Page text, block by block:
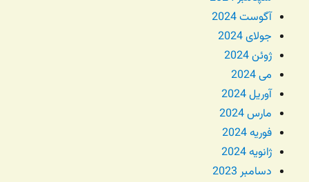
آگوست 2024
جولای 2024
ژوئن 2024
می 2024
آوریل 2024
مارس 2024
فوریه 2024
ژانویه 2024
دسامبر 2023